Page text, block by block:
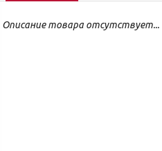
Описание товара отсутствует...